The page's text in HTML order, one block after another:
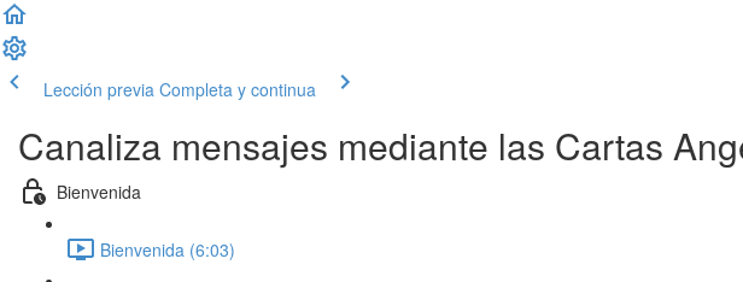
Lección previa Completa y continua
Canaliza mensajes mediante las Cartas
Bienvenida
Bienvenida (6:03)